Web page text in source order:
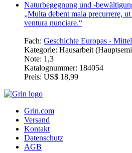
Naturbegegnung und -
„Multa debent mala precurrere,
ventura nunciare.“
Fach: Geschichte Europas -
Kategorie: Hausarbeit
Note: 1,3
Katalognummer: 184054
Preis: US$ 18,99
Grin.com
Versand
Kontakt
Datenschutz
AGB